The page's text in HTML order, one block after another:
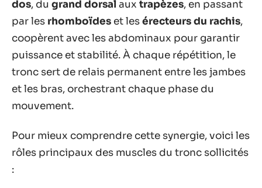
dos, du grand dorsalaux trapèzes, en passant
par les rhomboïdes et lesérecteurs du rachis,
coopèrent avec les abdominaux pour garantir
puissance et stabilité. À chaque répétition, le
tronc sert de relais permanent entre les jambes
et les bras, orchestrant chaque phase du
mouvement.
Pour mieux comprendre cette synergie, voici les
rôles principaux des muscles du tronc sollicités
: